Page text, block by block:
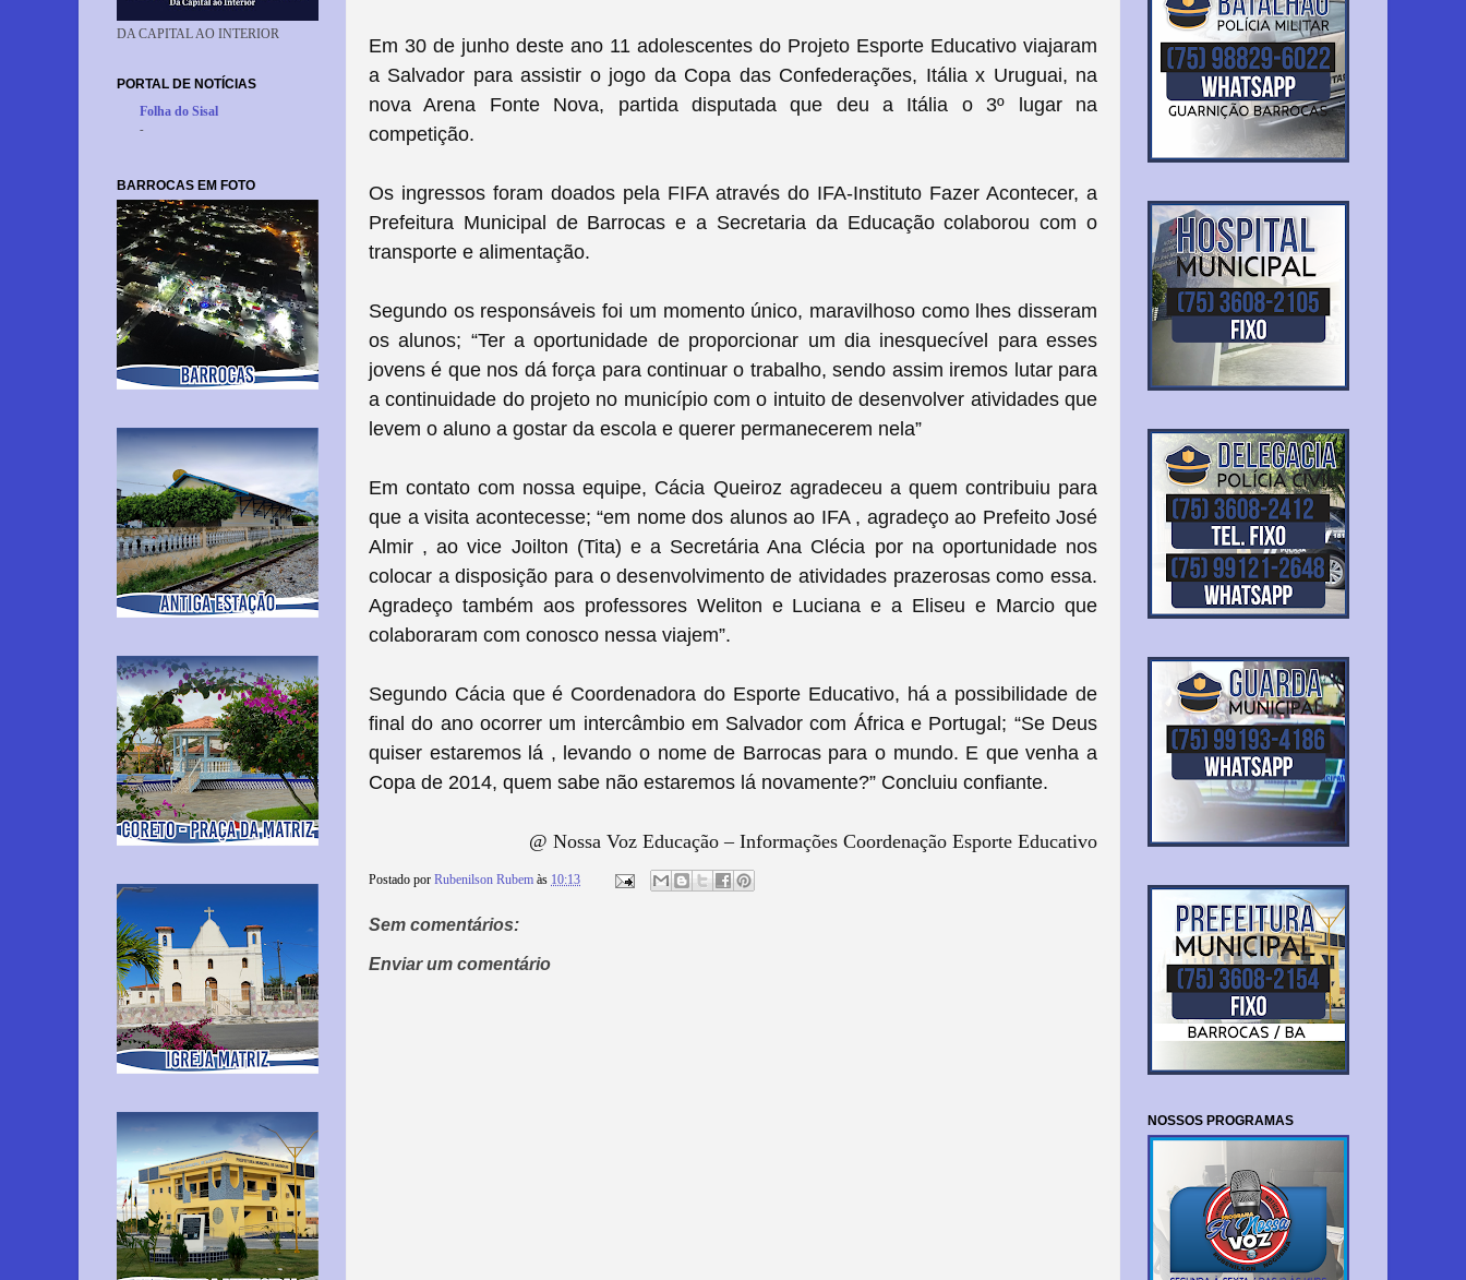
Em 30 de junho deste ano 11 adolescentes do Projeto Esporte Educativo viajaram
a Salvador para assistir o jogo da Copa das Confederações, Itália x Uruguai, na
nova Arena Fonte Nova, partida disputada que deu a Itália o 3º lugar na
competição.
Os ingressos foram doados pela FIFA através do IFA-Instituto Fazer Acontecer, a
Prefeitura Municipal de Barrocas e a Secretaria da Educação colaborou com o
transporte e alimentação.
Segundo os responsáveis foi um momento único, maravilhoso como lhes disseram
os alunos; “Ter a oportunidade de proporcionar um dia inesquecível para esses
jovens é que nos dá força para continuar o trabalho, sendo assim iremos lutar para
a continuidade do projeto no município com o intuito de desenvolver atividades que
levem o aluno a gostar da escola e querer permanecerem nela”
Em contato com nossa equipe, Cácia Queiroz agradeceu a quem contribuiu para
que a visita acontecesse; “em nome dos alunos ao IFA , agradeço ao Prefeito José
Almir , ao vice Joilton (Tita) e a Secretária Ana Clécia por na oportunidade nos
colocar a disposição para o desenvolvimento de atividades prazerosas como essa.
Agradeço também aos professores Weliton e Luciana e a Eliseu e Marcio que
colaboraram com conosco nessa viajem”.
Segundo Cácia que é Coordenadora do Esporte Educativo, há a possibilidade de
final do ano ocorrer um intercâmbio em Salvador com África e Portugal; “Se Deus
quiser estaremos lá , levando o nome de Barrocas para o mundo. E que venha a
Copa de 2014, quem sabe não estaremos lá novamente?” Concluiu confiante.
@ Nossa Voz Educação – Informações Coordenação Esporte Educativo
Postado por Rubenilson Rubem às 10:13
Sem comentários:
Enviar um comentário
DA CAPITAL AO INTERIOR
PORTAL DE NOTÍCIAS
Folha do Sisal
-
BARROCAS EM FOTO
NOSSOS PROGRAMAS